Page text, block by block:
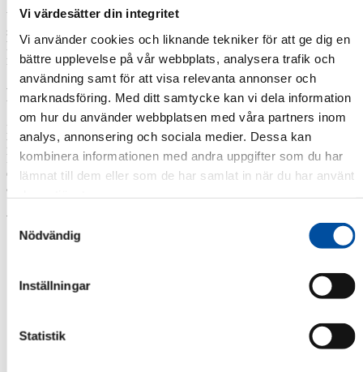
Vi värdesätter din integritet
Vi använder cookies och liknande tekniker för att ge dig en
bättre upplevelse på vår webbplats, analysera trafik och
användning samt för att visa relevanta annonser och
marknadsföring. Med ditt samtycke kan vi dela information
om hur du använder webbplatsen med våra partners inom
analys, annonsering och sociala medier. Dessa kan
kombinera informationen med andra uppgifter som du har
lämnat till dem eller som de har samlat in när du har använt
Samtyckesval
Nödvändig
Inställningar
Statistik
Vi arbetar hårt för att säkerställa att din verksamhet uppfyller de
stränga miljökvalitetsnormer som gäller. Vår erfarenhet och kunskap
hjälper dig att följa lagstiftningen och minimera din påverkan på
miljön.
Rätt dimensioner
Ett välutformat dagvattensystem är avgörande för att effektivt
hantera regnvatten och skydda din verksamhet. Våra ingenjörer och
konsulter skapar anpassade lösningar som optimerar kapaciteten hos
ditt dagvattensystem och säkerställer att det fungerar optimalt under
alla förhållanden.
Vill du komma i kontakt med oss?
Organisation